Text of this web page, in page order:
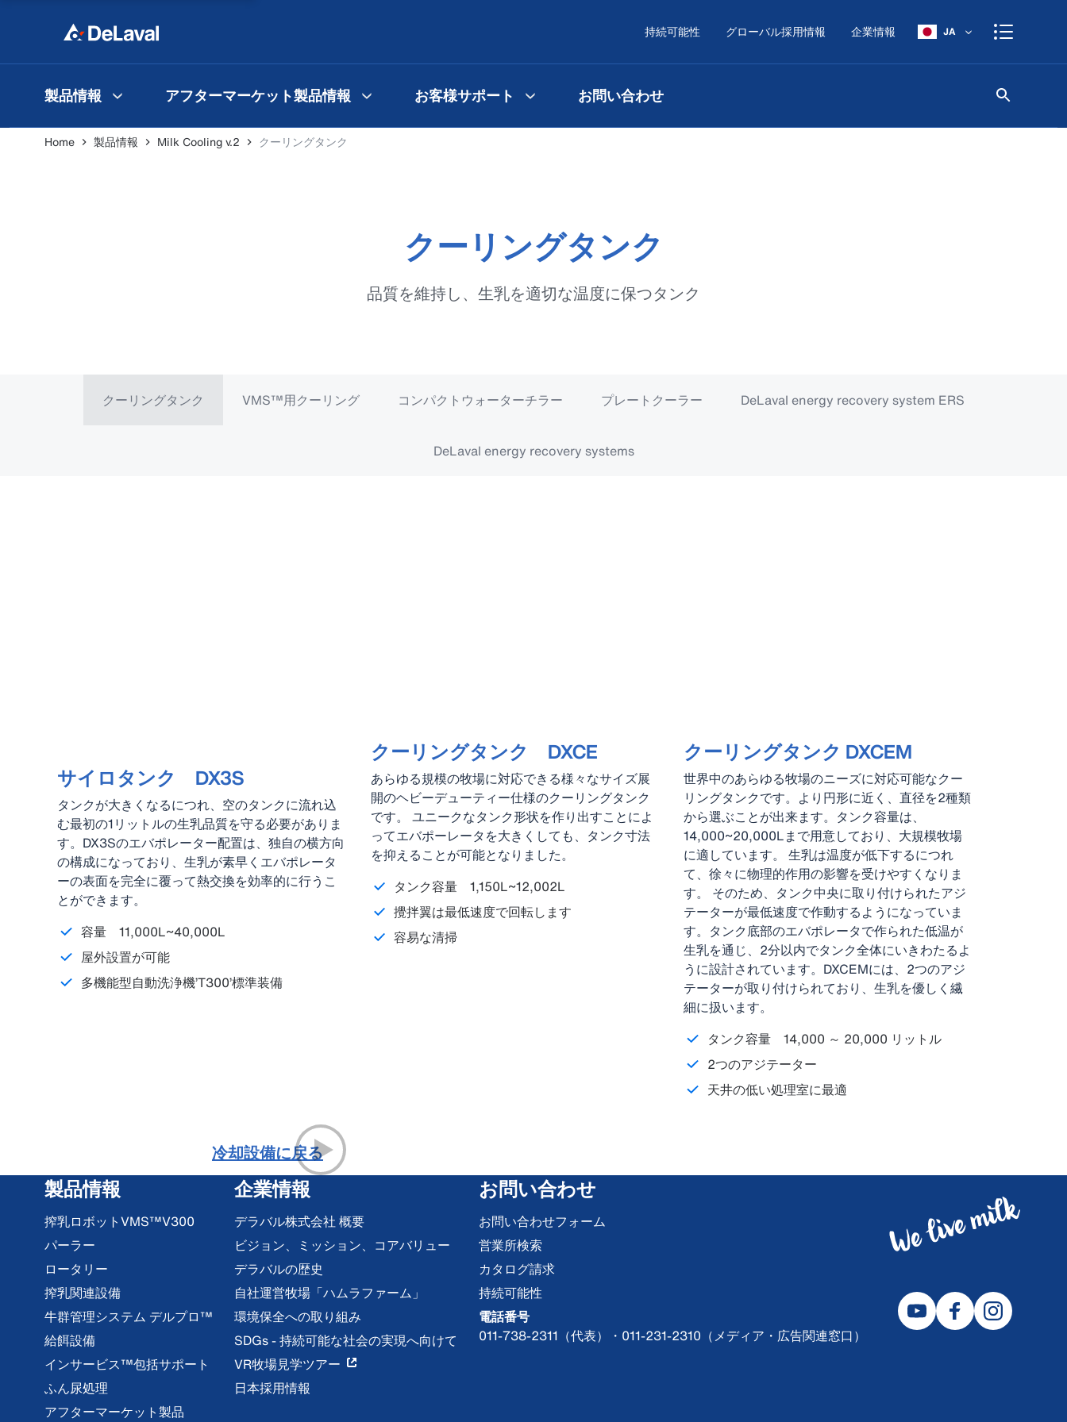
持続可能性 グローバル採用情報 企業情報 JA
製品情報 アフターマーケット製品情報 お客様サポート お問い合わせ
Home 製品情報 Milk Cooling v.2 クーリングタンク
クーリングタンク
品質を維持し、生乳を適切な温度に保つタンク
クーリングタンク VMS™用クーリング コンパクトウォーターチラー プレートクーラー DeLaval energy recovery system ERS
DeLaval energy recovery systems
サイロタンク DX3S
タンクが大きくなるにつれ、空のタンクに流れ込
む最初の1リットルの生乳品質を守る必要がありま
す。DX3Sのエバポレーター配置は、独自の横方向
の構成になっており、生乳が素早くエバポレータ
ーの表面を完全に覆って熱交換を効率的に行うこ
とができます。
容量 11,000L~40,000L
屋外設置が可能
多機能型自動洗浄機’T300’標準装備
クーリングタンク DXCE
あらゆる規模の牧場に対応できる様々なサイズ展
開のヘビーデューティー仕様のクーリングタンク
です。 ユニークなタンク形状を作り出すことによ
ってエバポーレータを大きくしても、タンク寸法
を抑えることが可能となりました。
タンク容量 1,150L~12,002L
攪拌翼は最低速度で回転します
容易な清掃
クーリングタンク DXCEM
世界中のあらゆる牧場のニーズに対応可能なクー
リングタンクです。より円形に近く、直径を2種類
から選ぶことが出来ます。タンク容量は、
14,000~20,000Lまで用意しており、大規模牧場
に適しています。 生乳は温度が低下するにつれ
て、徐々に物理的作用の影響を受けやすくなりま
す。 そのため、タンク中央に取り付けられたアジ
テーターが最低速度で作動するようになっていま
す。タンク底部のエバポレータで作られた低温が
生乳を通じ、2分以内でタンク全体にいきわたるよ
うに設計されています。DXCEMには、2つのアジ
テーターが取り付けられており、生乳を優しく繊
細に扱います。
タンク容量 14,000 ～ 20,000 リットル
2つのアジテーター
天井の低い処理室に最適
冷却設備に戻る
製品情報
搾乳ロボットVMS™V300
パーラー
ロータリー
搾乳関連設備
牛群管理システム デルプロ™
給餌設備
インサービス™包括サポート
ふん尿処理
アフターマーケット製品
企業情報
デラバル株式会社 概要
ビジョン、ミッション、コアバリュー
デラバルの歴史
自社運営牧場「ハムラファーム」
環境保全への取り組み
SDGs - 持続可能な社会の実現へ向けて
VR牧場見学ツアー
日本採用情報
お問い合わせ
お問い合わせフォーム
営業所検索
カタログ請求
持続可能性
電話番号
011-738-2311（代表）・011-231-2310（メディア・広告関連窓口）